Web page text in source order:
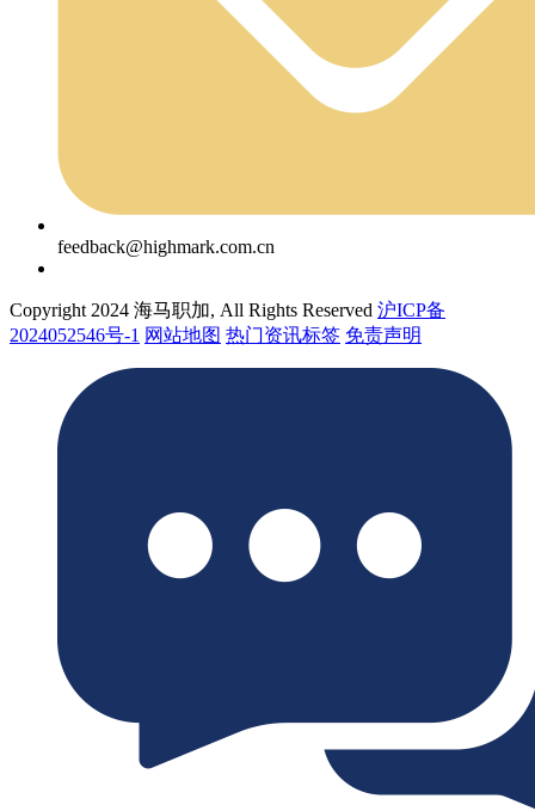
feedback@highmark.com.cn
Copyright 2024 海马职加, All Rights Reserved 沪ICP备
2024052546号-1 网站地图 热门资讯标签 免责声明